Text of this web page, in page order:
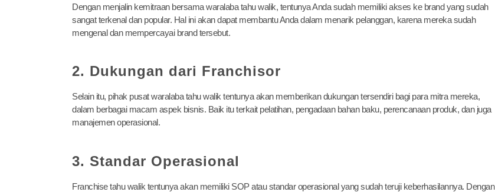
Dengan menjalin kemitraan bersama waralaba tahu walik, tentunya Anda sudah memiliki akses ke brand yang sudah
sangat terkenal dan popular. Hal ini akan dapat membantu Anda dalam menarik pelanggan, karena mereka sudah
mengenal dan mempercayai brand tersebut.
2. Dukungan dari Franchisor
Selain itu, pihak pusat waralaba tahu walik tentunya akan memberikan dukungan tersendiri bagi para mitra mereka,
dalam berbagai macam aspek bisnis. Baik itu terkait pelatihan, pengadaan bahan baku, perencanaan produk, dan juga
manajemen operasional.
3. Standar Operasional
Franchise tahu walik tentunya akan memiliki SOP atau standar operasional yang sudah teruji keberhasilannya. Dengan